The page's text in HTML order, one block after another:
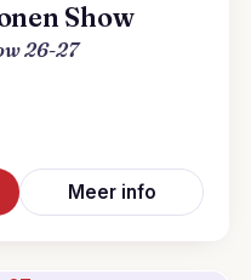
Show
26-27
Meer info